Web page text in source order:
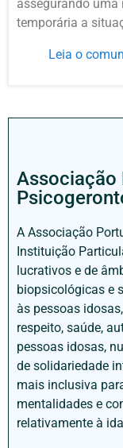
assegurando uma
temporária a
Leia o
Associação
A Associação
Instituição
lucrativos e de
biopsicológicas e
às pessoas
respeito, saúde,
pessoas idosas,
de solidariedade
mais inclusiva
mentalidades e
relativamente à